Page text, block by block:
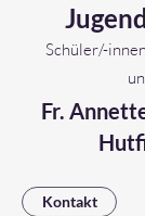
Schüler/-
Fr.
Kontakt